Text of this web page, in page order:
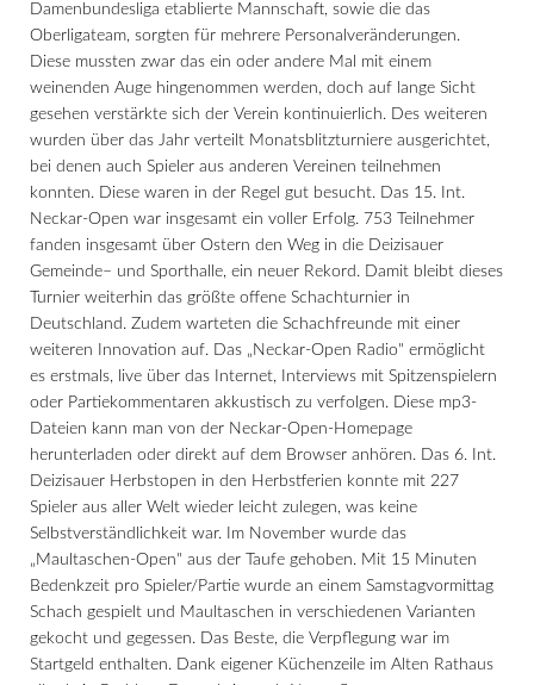
Damenbundesliga etablierte Mannschaft, sowie die das
Oberligateam, sorgten für mehrere Personalveränderungen.
Diese mussten zwar das ein oder andere Mal mit einem
weinenden Auge hingenommen werden, doch auf lange Sicht
gesehen verstärkte sich der Verein kontinuierlich. Des weiteren
wurden über das Jahr verteilt Monatsblitzturniere ausgerichtet,
bei denen auch Spieler aus anderen Vereinen teilnehmen
konnten. Diese waren in der Regel gut besucht. Das 15. Int.
Neckar-Open war insgesamt ein voller Erfolg. 753 Teilnehmer
fanden insgesamt über Ostern den Weg in die Deizisauer
Gemeinde– und Sporthalle, ein neuer Rekord. Damit bleibt dieses
Turnier weiterhin das größte offene Schachturnier in
Deutschland. Zudem warteten die Schachfreunde mit einer
weiteren Innovation auf. Das „Neckar-Open Radio" ermöglicht
es erstmals, live über das Internet, Interviews mit Spitzenspielern
oder Partiekommentaren akkustisch zu verfolgen. Diese mp3-
Dateien kann man von der Neckar-Open-Homepage
herunterladen oder direkt auf dem Browser anhören. Das 6. Int.
Deizisauer Herbstopen in den Herbstferien konnte mit 227
Spieler aus aller Welt wieder leicht zulegen, was keine
Selbstverständlichkeit war. Im November wurde das
„Maultaschen-Open" aus der Taufe gehoben. Mit 15 Minuten
Bedenkzeit pro Spieler/Partie wurde an einem Samstagvormittag
Schach gespielt und Maultaschen in verschiedenen Varianten
gekocht und gegessen. Das Beste, die Verpflegung war im
Startgeld enthalten. Dank eigener Küchenzeile im Alten Rathaus